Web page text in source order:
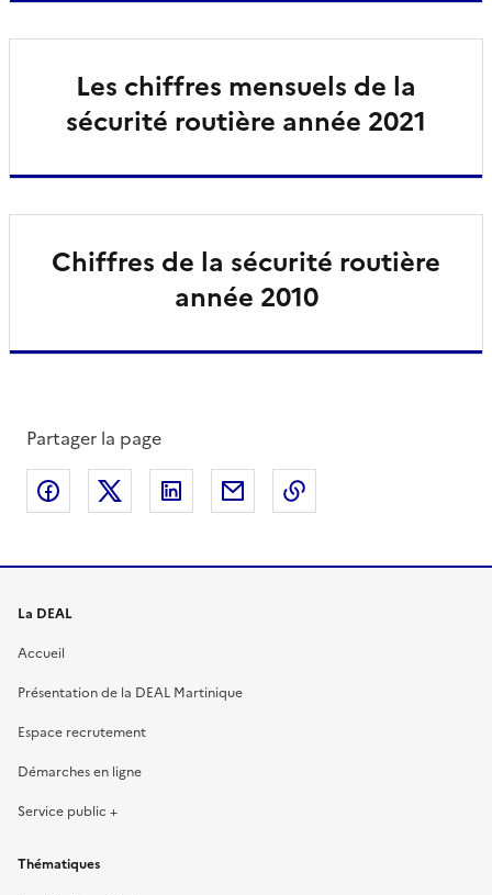
Les chiffres mensuels de la
sécurité routière année 2021
Chiffres de la sécurité routière
année 2010
Partager la page
Partager sur Facebook
Partager sur XPartager sur LinkedIn
Partager par email
La DEAL
Accueil
Présentation de la DEAL Martinique
Espace recrutement
Démarches en ligne
Service public +
Thématiques